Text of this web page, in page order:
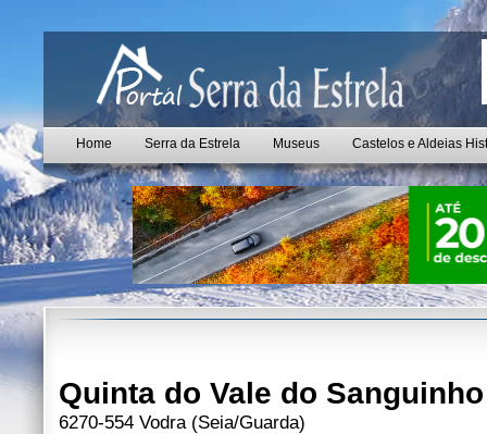
Home Serra da Estrela Museus Castelos e Aldeias
Quinta do Vale do Sanguinho
6270-554 Vodra (Seia/Guarda)